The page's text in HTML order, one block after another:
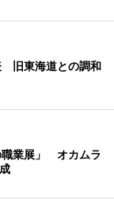
旧東海道との調和
職業展」 オカムラ